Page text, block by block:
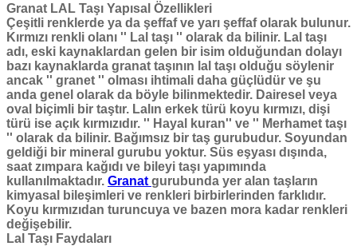
Granat LAL Taşı Yapısal Özellikleri
Çeşitli renklerde ya da şeffaf ve yarı şeffaf olarak bulunur.
Kırmızı renkli olanı '' Lal taşı '' olarak da bilinir. Lal taşı
adı, eski kaynaklardan gelen bir isim olduğundan dolayı
bazı kaynaklarda granat taşının lal taşı olduğu söylenir
ancak '' granet '' olması ihtimali daha güçlüdür ve şu
anda genel olarak da böyle bilinmektedir. Dairesel veya
oval biçimli bir taştır. Lalın erkek türü koyu kırmızı, dişi
türü ise açık kırmızıdır. '' Hayal kuran'' ve '' Merhamet taşı
'' olarak da bilinir. Bağımsız bir taş gurubudur. Soyundan
geldiği bir mineral gurubu yoktur. Süs eşyası dışında,
saat zımpara kağıdı ve bileyi taşı yapımında
kullanılmaktadır. Granat gurubunda yer alan taşların
kimyasal bileşimleri ve renkleri birbirlerinden farklıdır.
Koyu kırmızıdan turuncuya ve bazen mora kadar renkleri
değişebilir.
Lal Taşı Faydaları